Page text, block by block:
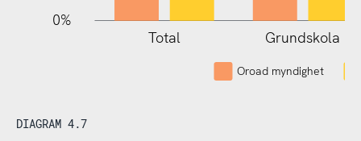
0%
Total Grundskola
Oroad myndighet
DIAGRAM 4.7